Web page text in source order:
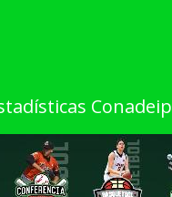
Conadeip